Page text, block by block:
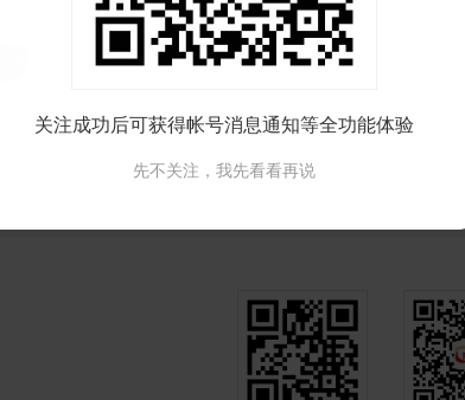
36岁 北京 离异有孩归自己
关注成功后可获得帐号消息通知等全功能体验
先不关注，我先看看再说